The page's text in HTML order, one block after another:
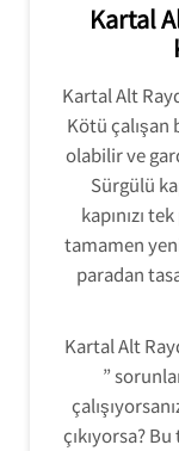
Kartal
Kartal Alt
Kötü çalışan
olabilir ve
Sürgülü
kapınızı
tamamen
paradan
Kartal Alt
”
çıkıyorsa?